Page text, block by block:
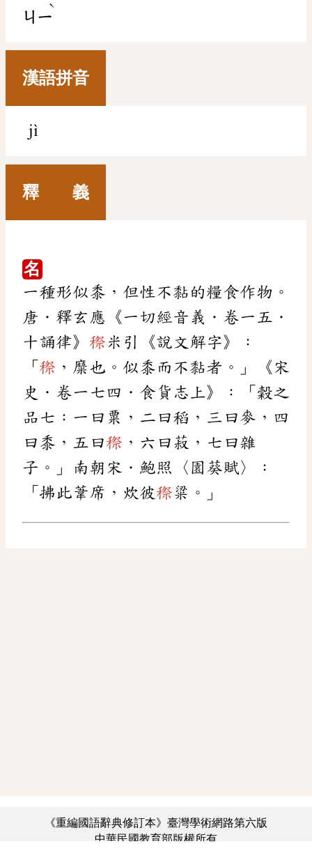
ㄐㄧ
ˋ
漢語拼音
jì
釋 義
名
一種形似黍，但性不黏的糧食作物。
唐．釋玄應《一切經音義．卷一五．
十誦律》 穄 米引《說文解字》：
「 穄 ，糜也。似黍而不黏者。」《宋
史．卷一七四．食貨志上》：「穀之
品七：一曰粟，二曰稻，三曰麥，四
曰黍，五曰穄 ，六曰菽，七曰雜
子。」南朝宋．鮑照〈園葵賦〉：
「拂此葦席，炊彼穄粱。」
《重編國語辭典修訂本》臺灣學術網路第六版
中華民國教育部版權所有